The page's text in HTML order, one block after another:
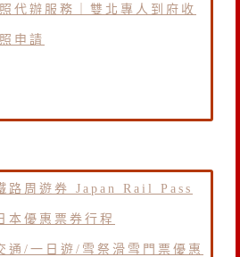
代辦服務｜雙北專人到府收
申請
路周遊券 Japan Rail Pass
本優惠票券行程
通/一日遊/雪祭滑雪門票優惠